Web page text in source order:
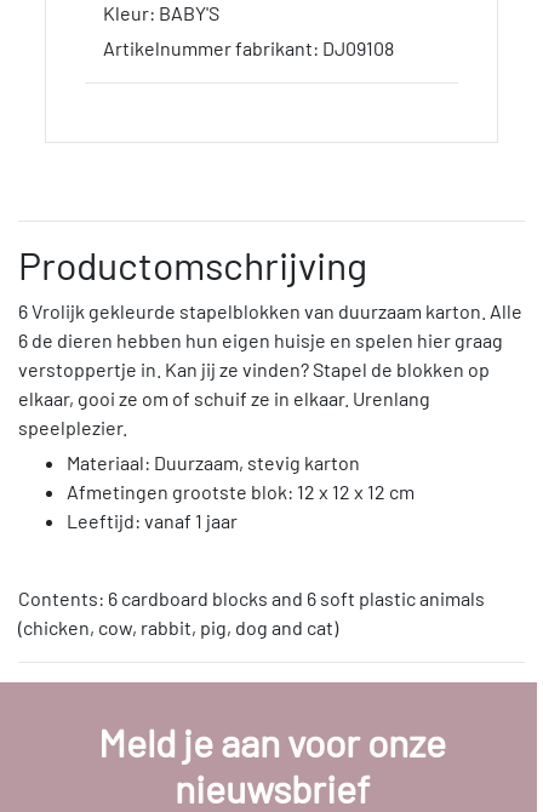
Kleur: BABY'S
Artikelnummer fabrikant: DJ09108
Productomschrijving
6 Vrolijk gekleurde stapelblokken van duurzaam karton. Alle
6 de dieren hebben hun eigen huisje en spelen hier graag
verstoppertje in. Kan jij ze vinden? Stapel de blokken op
elkaar, gooi ze om of schuif ze in elkaar. Urenlang
speelplezier.
Materiaal: Duurzaam, stevig karton
Afmetingen grootste blok: 12 x 12 x 12 cm
Leeftijd: vanaf 1 jaar
Contents: 6 cardboard blocks and 6 soft plastic animals
(chicken, cow, rabbit, pig, dog and cat)
Meld je aan voor onze
nieuwsbrief